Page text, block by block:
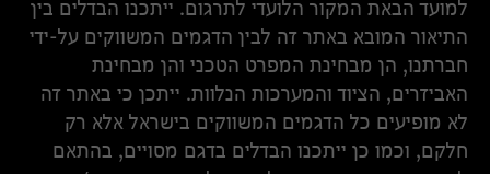
למועד הבאת המקור הלועדי לתרגום. ייתכנו הבדלים בין
התיאור המובא באתר זה לבין הדגמים המשווקים על-ידי
חברתנו, הן מבחינת המפרט הטכני והן מבחינת
האביזרים, הציוד והמערכות הנלוות. ייתכן כי באתר זה
לא מופיעים כל הדגמים המשווקים בישראל אלא רק
חלקם, וכמו כן ייתכנו הבדלים בדגם מסויים, בהתאם